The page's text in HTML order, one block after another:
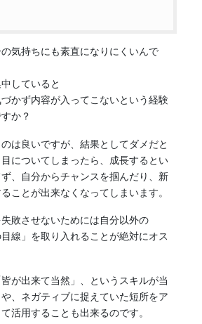
気持ちにも素直になりにくいんで
していると
かず内容が入ってこないという経験
か？
は良いですが、結果としてダメだと
についてしまったら、成長するとい
、自分からチャンスを掴んだり、新
ことが出来なくなってしまいます。
敗させないためには自分以外の
目線」を取り入れることが絶対にオス
が出来て当然」、というスキルが当
、ネガティブに捉えていた短所をア
活用することも出来るのです。